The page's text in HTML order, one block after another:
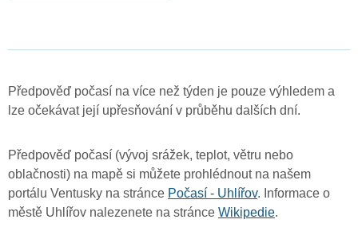
Předpověď počasí na více než týden je pouze výhledem a
lze očekávat její upřesňování v průběhu dalších dní.
Předpověď počasí (vývoj srážek, teplot, větru nebo
oblačnosti) na mapě si můžete prohlédnout na našem
portálu Ventusky na stránce Počasí - Uhlířov. Informace o
městě Uhlířov nalezenete na stránce Wikipedie.